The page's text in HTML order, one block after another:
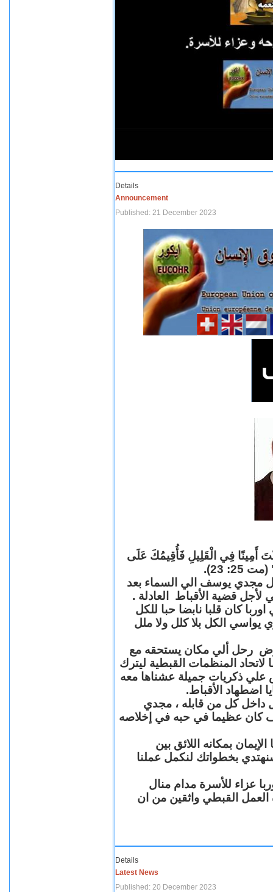
Details
Announcement
Published: 21 December 2023
أَمِينًا فِي الْقَلِيلِ فَأُقِيمُكَ عَلَى
23).
مجدي يوسف الي السماء بعد
قضية الأقباط العادلة .
كان قلبا نابضا حبا للكل
يواسي الكل بلا كلل ولا ملل
رحل ألي مكان يستحقه مع
المنظمات القبطية ليترك
علي ذكريات جميلة عشناها معه
اضطهاد الأقباط.
داخل كل من قابله ، مجدي
عظيما في حبه في إخلاصه
بمكانه اللائق بين
بخطواتك لنكمل عملنا
عزاء للأسرة مدام منال
العمل القبطي واثقين من ان
Details
Latest News
Published: 20 December 2023